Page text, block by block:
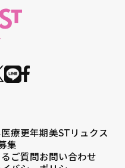
療更年期美STリュクス
集
ご質問お問い合わせ